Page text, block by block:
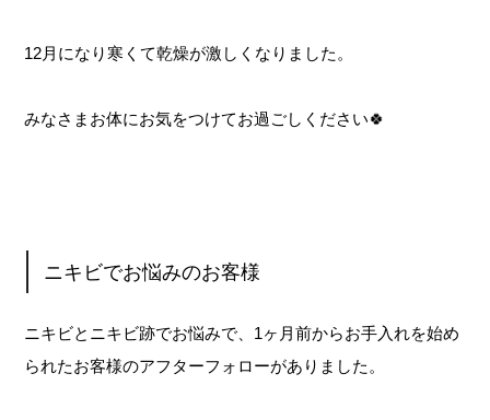
12月になり寒くて乾燥が激しくなりました。
みなさまお体にお気をつけてお過ごしください🍀
ニキビでお悩みのお客様
ニキビとニキビ跡でお悩みで、1ヶ月前からお手入れを始め
られたお客様のアフターフォローがありました。